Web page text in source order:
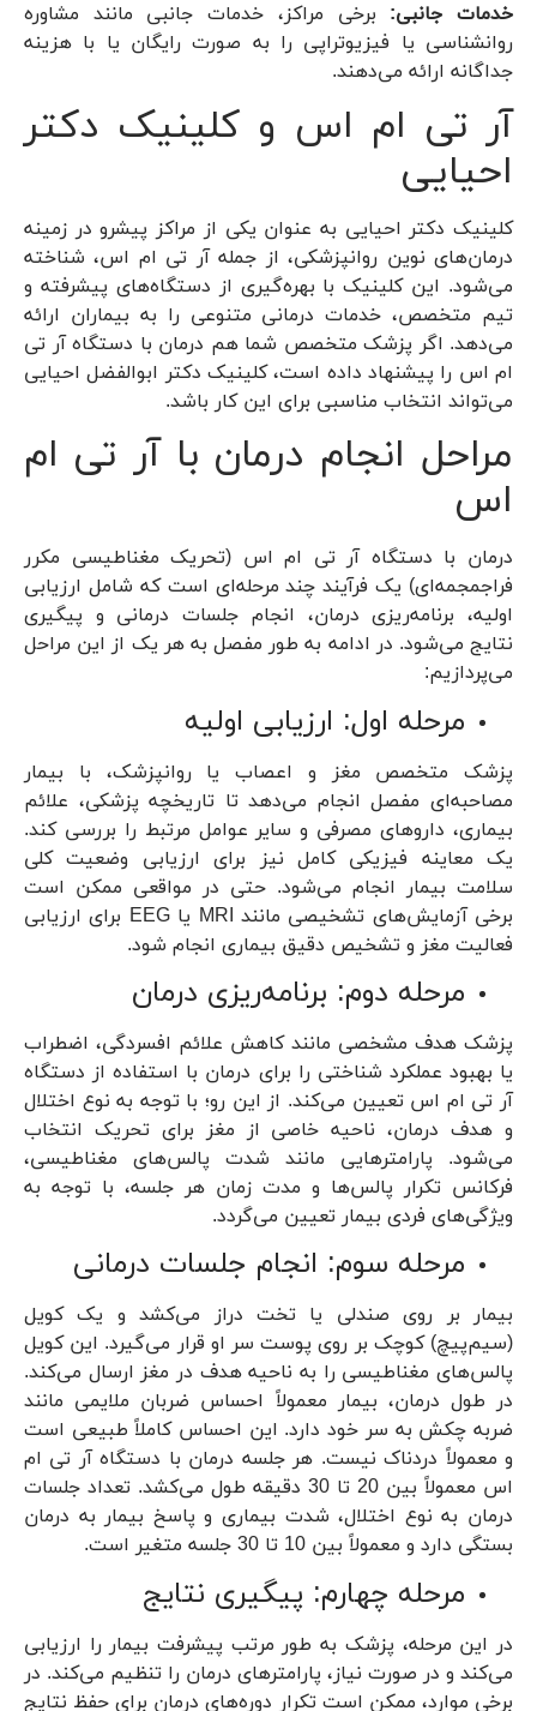
خدمات جانبی: برخی مراکز، خدمات جانبی مانند مشاوره
روانشناسی یا فیزیوتراپی را به صورت رایگان یا با هزینه
جداگانه ارائه می‌دهند.
آر تی ام اس و کلینیک دکتر
احیایی
کلینیک دکتر احیایی به عنوان یکی از مراکز پیشرو در زمینه
درمان‌های نوین روانپزشکی، از جمله آر تی ام اس، شناخته
می‌شود. این کلینیک با بهره‌گیری از دستگاه‌های پیشرفته و
تیم متخصص، خدمات درمانی متنوعی را به بیماران ارائه
می‌دهد. اگر پزشک متخصص شما هم درمان با دستگاه آر تی
ام اس را پیشنهاد داده است، کلینیک دکتر ابوالفضل احیایی
می‌تواند انتخاب مناسبی برای این کار باشد.
مراحل انجام درمان با آر تی ام
اس
درمان با دستگاه آر تی ام اس (تحریک مغناطیسی مکرر
فراجمجمه‌ای) یک فرآیند چند مرحله‌ای است که شامل ارزیابی
اولیه، برنامه‌ریزی درمان، انجام جلسات درمانی و پیگیری
نتایج می‌شود. در ادامه به طور مفصل به هر یک از این مراحل
می‌پردازیم:
مرحله اول: ارزیابی اولیه
پزشک متخصص مغز و اعصاب یا روانپزشک، با بیمار
مصاحبه‌ای مفصل انجام می‌دهد تا تاریخچه پزشکی، علائم
بیماری، داروهای مصرفی و سایر عوامل مرتبط را بررسی کند.
یک معاینه فیزیکی کامل نیز برای ارزیابی وضعیت کلی
سلامت بیمار انجام می‌شود. حتی در مواقعی ممکن است
برخی آزمایش‌های تشخیصی مانند MRI یا EEG برای ارزیابی
فعالیت مغز و تشخیص دقیق بیماری انجام شود.
مرحله دوم: برنامه‌ریزی درمان
پزشک هدف مشخصی مانند کاهش علائم افسردگی، اضطراب
یا بهبود عملکرد شناختی را برای درمان با استفاده از دستگاه
آر تی ام اس تعیین می‌کند. از این رو؛ با توجه به نوع اختلال
و هدف درمان، ناحیه خاصی از مغز برای تحریک انتخاب
می‌شود. پارامترهایی مانند شدت پالس‌های مغناطیسی،
فرکانس تکرار پالس‌ها و مدت زمان هر جلسه، با توجه به
ویژگی‌های فردی بیمار تعیین می‌گردد.
مرحله سوم: انجام جلسات درمانی
بیمار بر روی صندلی یا تخت دراز می‌کشد و یک کویل
(سیم‌پیچ) کوچک بر روی پوست سر او قرار می‌گیرد. این کویل
پالس‌های مغناطیسی را به ناحیه هدف در مغز ارسال می‌کند.
در طول درمان، بیمار معمولاً احساس ضربان ملایمی مانند
ضربه چکش به سر خود دارد. این احساس کاملاً طبیعی است
و معمولاً دردناک نیست. هر جلسه درمان با دستگاه آر تی ام
اس معمولاً بین 20 تا 30 دقیقه طول می‌کشد. تعداد جلسات
درمان به نوع اختلال، شدت بیماری و پاسخ بیمار به درمان
بستگی دارد و معمولاً بین 10 تا 30 جلسه متغیر است.
مرحله چهارم: پیگیری نتایج
در این مرحله، پزشک به طور مرتب پیشرفت بیمار را ارزیابی
می‌کند و در صورت نیاز، پارامترهای درمان را تنظیم می‌کند. در
برخی موارد، ممکن است تکرار دوره‌های درمان برای حفظ نتایج